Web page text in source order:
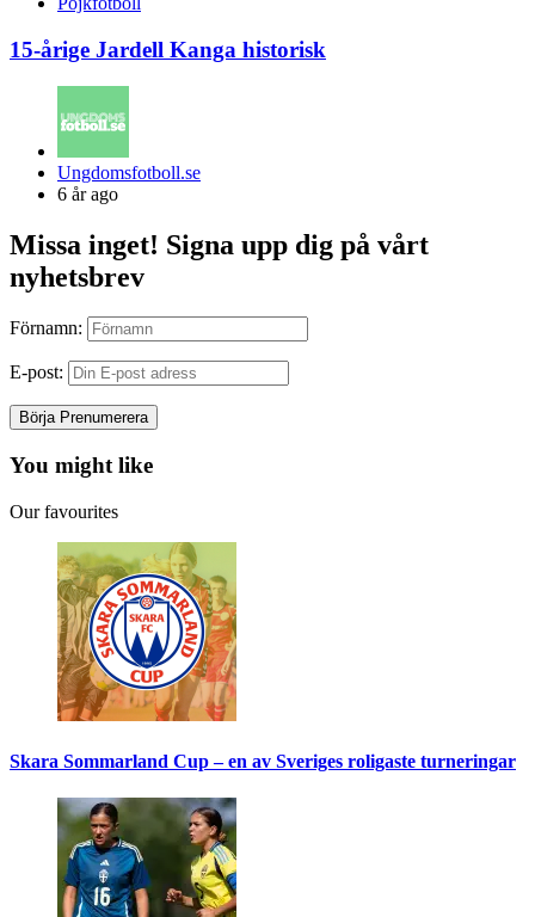
15-årige Jardell Kanga historisk
Posted
by
Ungdomsfotboll.se
6 år ago
Missa inget! Signa upp dig på vårt
nyhetsbrev
Förnamn:
E-post:
You might like
Our favourites
Skara Sommarland Cup – en av Sveriges roligaste turneringar